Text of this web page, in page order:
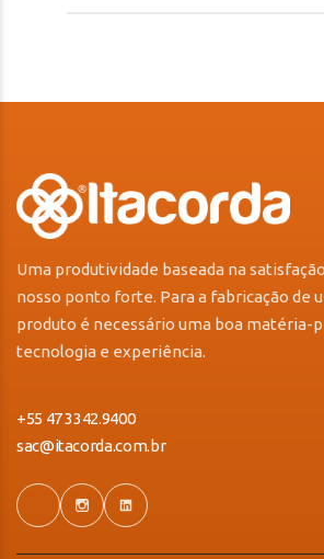
Uma produtividade baseada na
nosso ponto forte. Para a fabricação de
produto é necessário uma boa matéria-
tecnologia e experiência.
+55 47 3342.9400
sac@itacorda.com.br